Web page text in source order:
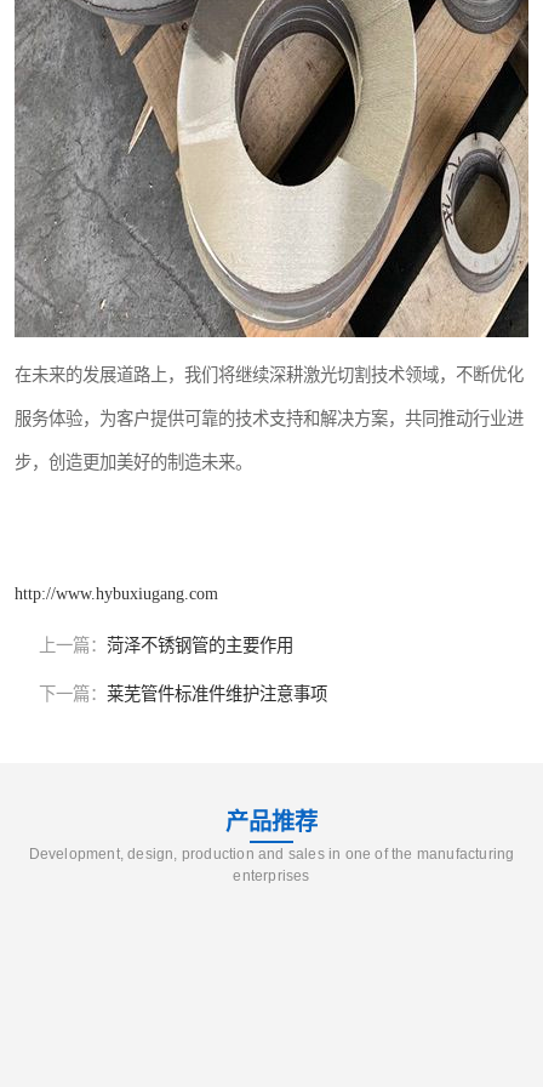
在未来的发展道路上，我们将继续深耕激光切割技术领域，不断优化
服务体验，为客户提供可靠的技术支持和解决方案，共同推动行业进
步，创造更加美好的制造未来。
http://www.hybuxiugang.com
上一篇： 菏泽不锈钢管的主要作用
下一篇： 莱芜管件标准件维护注意事项
产品推荐
Development, design, production and sales in one of the manufacturing
enterprises